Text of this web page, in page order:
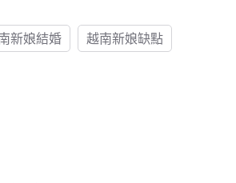
新娘結婚 越南新娘缺點